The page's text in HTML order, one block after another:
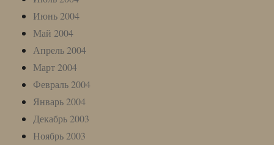
Июнь 2004
Май 2004
Апрель 2004
Март 2004
Февраль 2004
Январь 2004
Декабрь 2003
Ноябрь 2003